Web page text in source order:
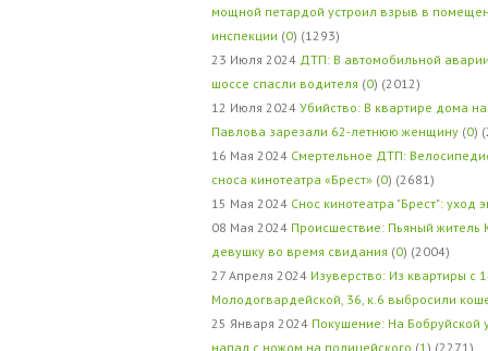
мощной петардой устроил взрыв в
инспекции (0) (1293)
23 Июля 2024 ДТП: В автомобильной
шоссе спасли водителя (0) (2012)
12 Июля 2024 Убийство: В квартире дома
Павлова зарезали 62-летнюю женщину (0)
16 Мая 2024 Смертельное ДТП:
сноса кинотеатра «Брест» (0) (2681)
15 Мая 2024 Снос кинотеатра "Брест": уход
08 Мая 2024 Происшествие: Пьяный житель
девушку во время свидания (0) (2004)
27 Апреля 2024 Изуверство: Из квартиры с
Молодогвардейской, 36, к.6 выбросили
25 Января 2024 Покушение: На Бобруйской
напал с ножом на полицейского (1 ) (2271)